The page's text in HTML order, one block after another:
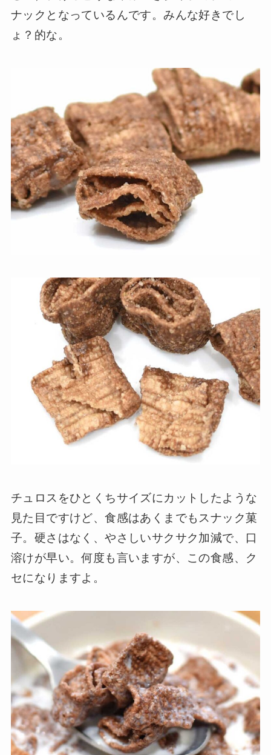
ナックとなっているんです。みんな好きでし
ょ？的な。
チュロスをひとくちサイズにカットしたような
見た目ですけど、食感はあくまでもスナック菓
子。硬さはなく、やさしいサクサク加減で、口
溶けが早い。何度も言いますが、この食感、ク
セになりますよ。